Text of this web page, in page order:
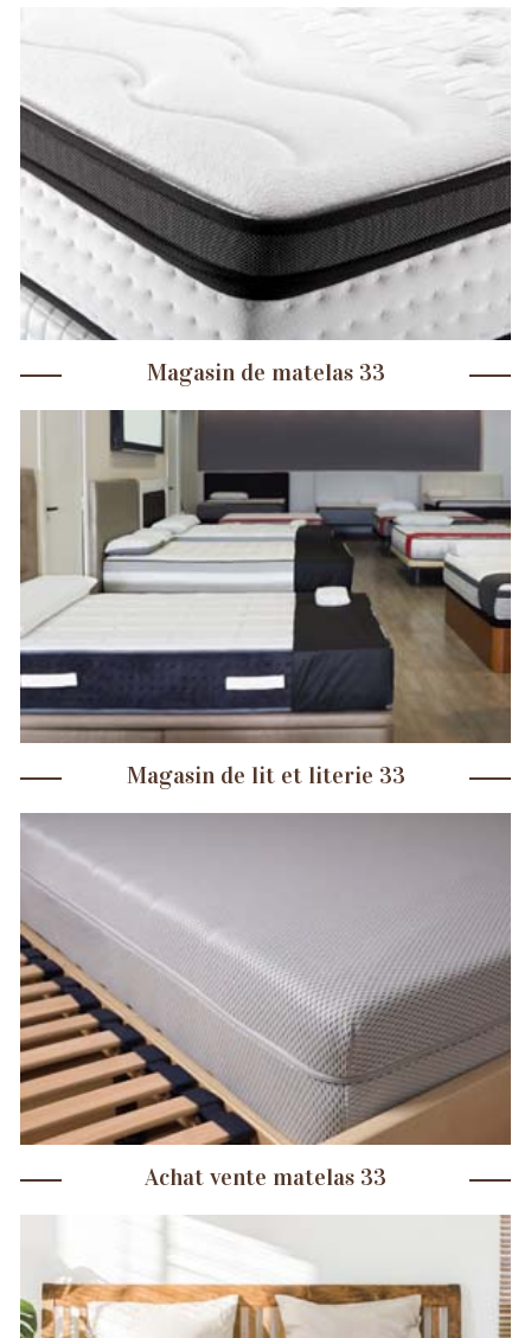
Magasin de matelas 33
Magasin de lit et literie 33
Achat vente matelas 33